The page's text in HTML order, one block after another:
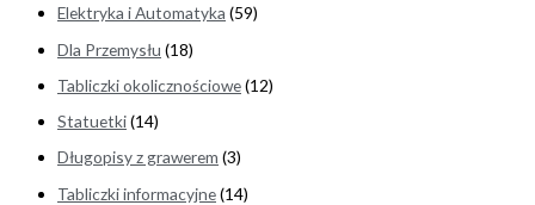
Elektryka i Automatyka (59)
Dla Przemysłu (18)
Tabliczki okolicznościowe(12)
Statuetki(14)
Długopisy z grawerem (3)
Tabliczki informacyjne(14)